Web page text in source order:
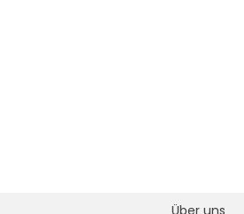
Über uns